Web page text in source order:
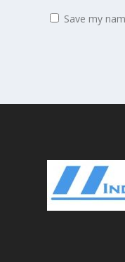
Save my